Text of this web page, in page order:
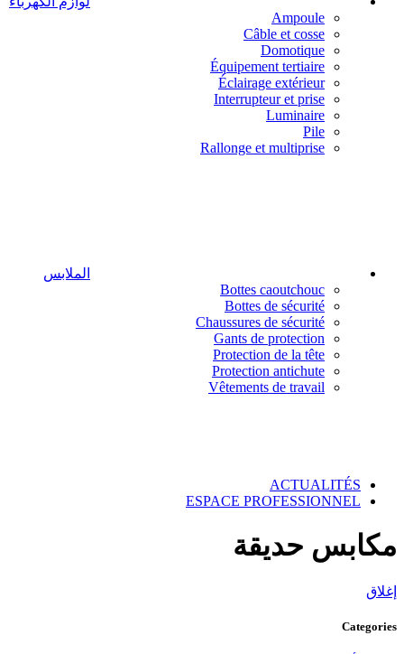
Ampoule
Câble et cosse
Domotique
Équipement tertiaire
Éclairage extérieur
Interrupteur et prise
Luminaire
Pile
Rallonge et multiprise
الملابس
Bottes caoutchouc
Bottes de sécurité
Chaussures de sécurité
Gants de protection
Protection de la tête
Protection antichute
Vêtements de travail
ACTUALITÉS
ESPACE PROFESSIONNEL
مكابس حديقة
إغلاق
Categories